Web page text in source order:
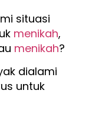
situasi
menikah,
menikah?
dialami
untuk